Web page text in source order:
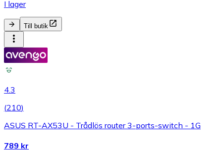
I lager
Till butik
4.3
(210)
ASUS RT-AX53U - Trådlös router 3-ports-switch - 1G
789 kr